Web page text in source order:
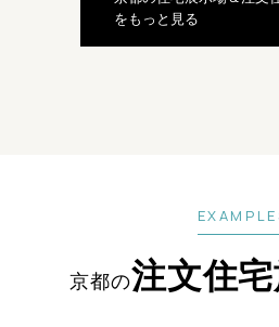
をもっと見る
京都の注文住